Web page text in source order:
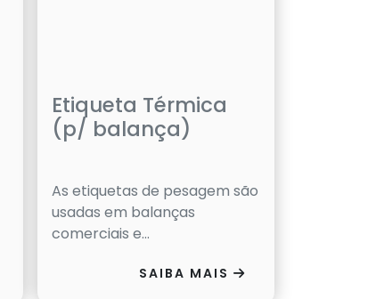
Etiqueta Térmica
(p/ balança)
As etiquetas de pesagem são
usadas em balanças
comerciais e...
SAIBA MAIS